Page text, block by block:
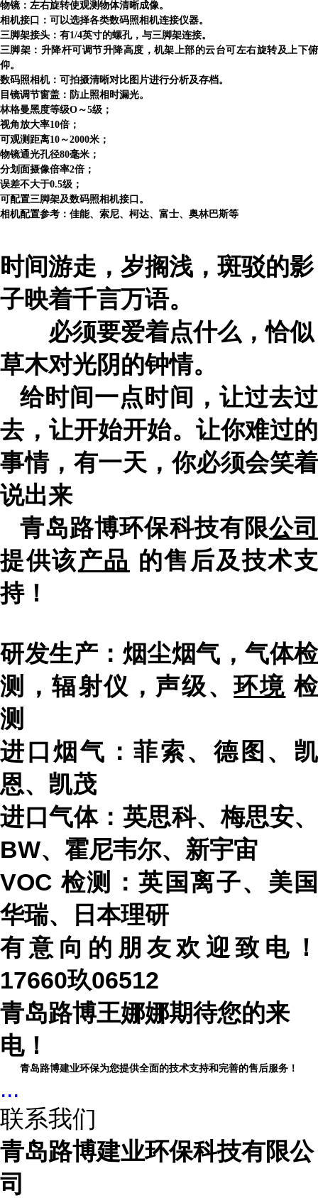
物镜：左右旋转使观测物体清晰成像。
相机接口：可以选择各类数码照相机连接仪器。
三脚架接头：有1/4英寸的螺孔，与三脚架连接。
三脚架：升降杆可调节升降高度，机架上部的云台可左右旋转及上下俯
仰。
数码照相机：可拍摄清晰对比图片进行分析及存档。
目镜调节窗盖：防止照相时漏光。
林格曼黑度等级O～5级；
视角放大率10倍；
可观测距离10～2000米；
物镜通光孔径80毫米；
分划面摄像倍率2倍；
误差不大于0.5级；
可配置三脚架及数码照相机接口。
相机配置参考：佳能、索尼、柯达、富士、奥林巴斯等
时间游走，岁搁浅，斑驳的影
子映着千言万语。
必须要爱着点什么，恰似
草木对光阴的钟情。
给时间一点时间，让过去过
去，让开始开始。让你难过的
事情，有一天，你必须会笑着
说出来
青岛路博环保科技有限公司
提供该产品 的售后及技术支
持！
研发生产：烟尘烟气，气体检
测，辐射仪，声级、环境 检
测
进口烟气：菲索、德图、凯
恩、凯茂
进口气体：英思科、梅思安、
BW、霍尼韦尔、新宇宙
VOC检测：英国离子、美国
华瑞、日本理研
有意向的朋友欢迎致电！
17660玖06512
青岛路博王娜娜期待您的来
电！
青岛路博建业环保为您提供全面的技术支持和完善的售后服务！
...
联系我们
青岛路博建业环保科技有限公
司